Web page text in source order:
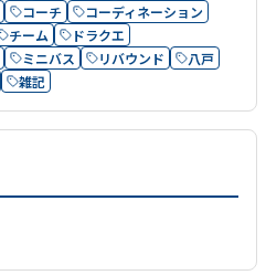
コーチ
コーディネーション
チーム
ドラクエ
ミニバス リバウンド
八戸
雑記